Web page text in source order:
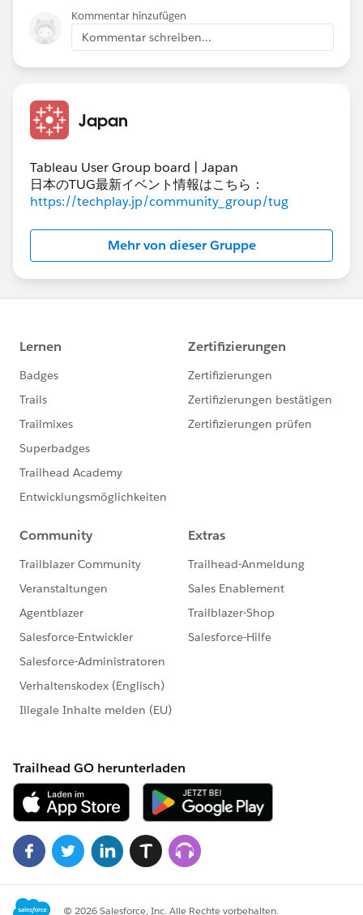
「コンテキスト内のすべての値」を使用しています。
として「コンテキスト内のすべての値」とすることで改
善したのでこの設定を行っています。
他で設定しているフィルタもフィルタリングしていない
ものの以下表示となってしまう時があり不自然に感じて
いました。
＞Tableau側が「特定の値が選択された（が結果的に全
部が選択されているので"すべて"と表示する）」と認識
にしたいと思います。
Kommentar hinzufügen
Kommentar schreiben...
Japan
Tableau User Group board | Japan
日本のTUG最新イベント情報はこちら：
https://techplay.jp/community_group/tug
Mehr von dieser Gruppe